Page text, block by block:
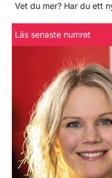
Vet du mer? Har du ett
Läs senaste numret